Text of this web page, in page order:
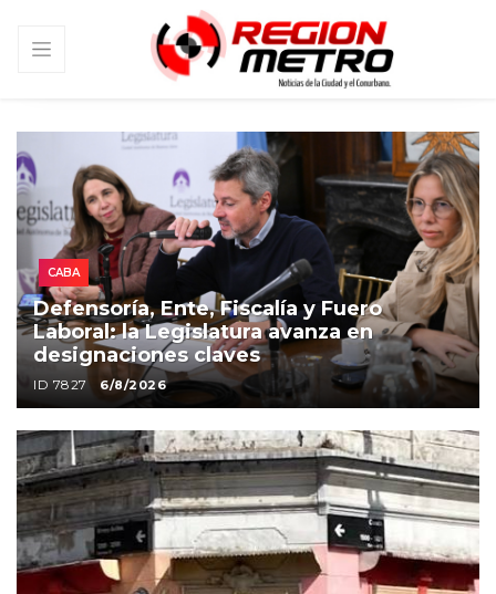
SAN MARTÍN
San Martín alertó por una estafa con
falsas gestorías para tramitar licencias
de conducir
ID 7826 6/8/2026